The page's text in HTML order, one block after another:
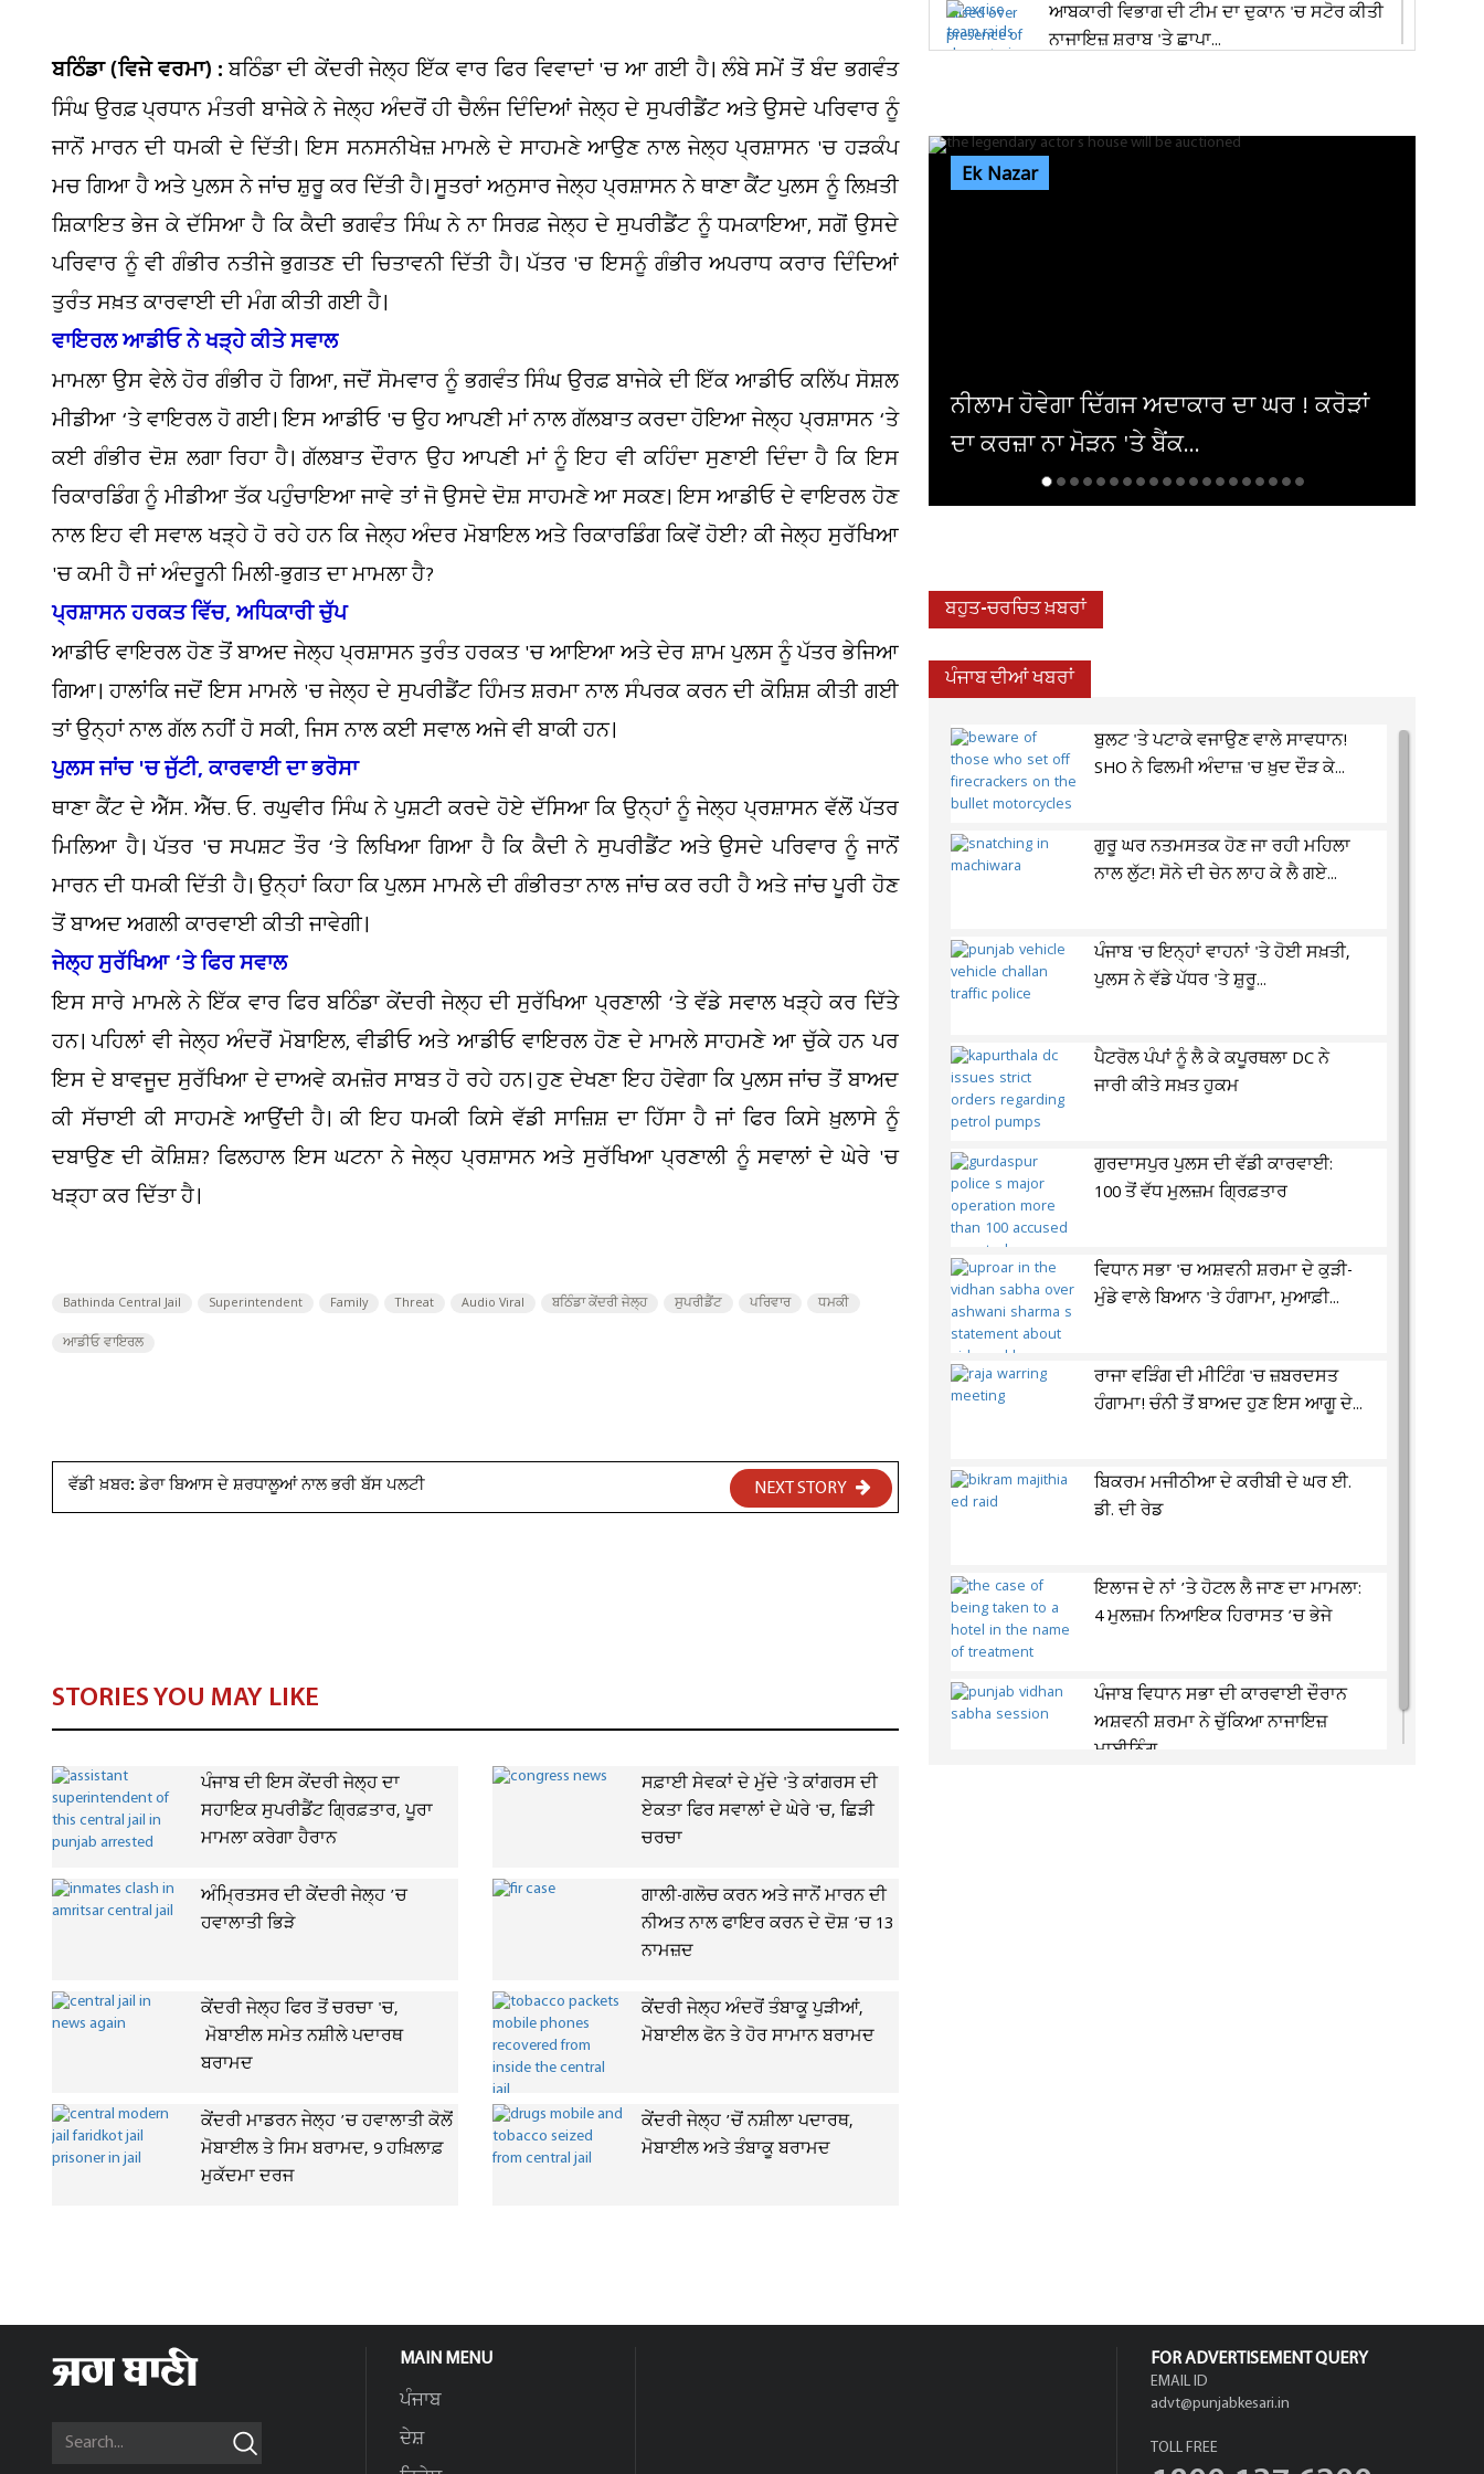
ਬਠਿੰਡਾ (ਵਿਜੇ ਵਰਮਾ) :ਬਠਿੰਡਾ ਦੀ ਕੇਂਦਰੀ ਜੇਲ੍ਹ ਇੱਕ ਵਾਰ ਫਿਰ ਵਿਵਾਦਾਂ 'ਚ ਆ ਗਈ ਹੈ। ਲੰਬੇ ਸਮੇਂ ਤੋਂ ਬੰਦ ਭਗਵੰਤ
ਸਿੰਘ ਉਰਫ਼ ਪ੍ਰਧਾਨ ਮੰਤਰੀ ਬਾਜੇਕੇ ਨੇ ਜੇਲ੍ਹ ਅੰਦਰੋਂ ਹੀ ਚੈਲੰਜ ਦਿੰਦਿਆਂ ਜੇਲ੍ਹ ਦੇ ਸੁਪਰੀਡੈਂਟ ਅਤੇ ਉਸਦੇ ਪਰਿਵਾਰ ਨੂੰ
ਜਾਨੋਂ ਮਾਰਨ ਦੀ ਧਮਕੀ ਦੇ ਦਿੱਤੀ। ਇਸ ਸਨਸਨੀਖੇਜ਼ ਮਾਮਲੇ ਦੇ ਸਾਹਮਣੇ ਆਉਣ ਨਾਲ ਜੇਲ੍ਹ ਪ੍ਰਸ਼ਾਸਨ 'ਚ ਹੜਕੰਪ
ਮਚ ਗਿਆ ਹੈ ਅਤੇ ਪੁਲਸ ਨੇ ਜਾਂਚ ਸ਼ੁਰੂ ਕਰ ਦਿੱਤੀ ਹੈ। ਸੂਤਰਾਂ ਅਨੁਸਾਰ ਜੇਲ੍ਹ ਪ੍ਰਸ਼ਾਸਨ ਨੇ ਥਾਣਾ ਕੈਂਟ ਪੁਲਸ ਨੂੰ ਲਿਖ਼ਤੀ
ਸ਼ਿਕਾਇਤ ਭੇਜ ਕੇ ਦੱਸਿਆ ਹੈ ਕਿ ਕੈਦੀ ਭਗਵੰਤ ਸਿੰਘ ਨੇ ਨਾ ਸਿਰਫ਼ ਜੇਲ੍ਹ ਦੇ ਸੁਪਰੀਡੈਂਟ ਨੂੰ ਧਮਕਾਇਆ, ਸਗੋਂ ਉਸਦੇ
ਪਰਿਵਾਰ ਨੂੰ ਵੀ ਗੰਭੀਰ ਨਤੀਜੇ ਭੁਗਤਣ ਦੀ ਚਿਤਾਵਨੀ ਦਿੱਤੀ ਹੈ। ਪੱਤਰ 'ਚ ਇਸਨੂੰ ਗੰਭੀਰ ਅਪਰਾਧ ਕਰਾਰ ਦਿੰਦਿਆਂ
ਤੁਰੰਤ ਸਖ਼ਤ ਕਾਰਵਾਈ ਦੀ ਮੰਗ ਕੀਤੀ ਗਈ ਹੈ।
ਵਾਇਰਲ ਆਡੀਓ ਨੇ ਖੜ੍ਹੇ ਕੀਤੇ ਸਵਾਲ
ਮਾਮਲਾ ਉਸ ਵੇਲੇ ਹੋਰ ਗੰਭੀਰ ਹੋ ਗਿਆ, ਜਦੋਂ ਸੋਮਵਾਰ ਨੂੰ ਭਗਵੰਤ ਸਿੰਘ ਉਰਫ਼ ਬਾਜੇਕੇ ਦੀ ਇੱਕ ਆਡੀਓ ਕਲਿੱਪ ਸੋਸ਼ਲ
ਮੀਡੀਆ ‘ਤੇ ਵਾਇਰਲ ਹੋ ਗਈ। ਇਸ ਆਡੀਓ 'ਚ ਉਹ ਆਪਣੀ ਮਾਂ ਨਾਲ ਗੱਲਬਾਤ ਕਰਦਾ ਹੋਇਆ ਜੇਲ੍ਹ ਪ੍ਰਸ਼ਾਸਨ ‘ਤੇ
ਕਈ ਗੰਭੀਰ ਦੋਸ਼ ਲਗਾ ਰਿਹਾ ਹੈ। ਗੱਲਬਾਤ ਦੌਰਾਨ ਉਹ ਆਪਣੀ ਮਾਂ ਨੂੰ ਇਹ ਵੀ ਕਹਿੰਦਾ ਸੁਣਾਈ ਦਿੰਦਾ ਹੈ ਕਿ ਇਸ
ਰਿਕਾਰਡਿੰਗ ਨੂੰ ਮੀਡੀਆ ਤੱਕ ਪਹੁੰਚਾਇਆ ਜਾਵੇ ਤਾਂ ਜੋ ਉਸਦੇ ਦੋਸ਼ ਸਾਹਮਣੇ ਆ ਸਕਣ। ਇਸ ਆਡੀਓ ਦੇ ਵਾਇਰਲ ਹੋਣ
ਨਾਲ ਇਹ ਵੀ ਸਵਾਲ ਖੜ੍ਹੇ ਹੋ ਰਹੇ ਹਨ ਕਿ ਜੇਲ੍ਹ ਅੰਦਰ ਮੋਬਾਇਲ ਅਤੇ ਰਿਕਾਰਡਿੰਗ ਕਿਵੇਂ ਹੋਈ? ਕੀ ਜੇਲ੍ਹ ਸੁਰੱਖਿਆ
'ਚ ਕਮੀ ਹੈ ਜਾਂ ਅੰਦਰੂਨੀ ਮਿਲੀ-ਭੁਗਤ ਦਾ ਮਾਮਲਾ ਹੈ?
ਪ੍ਰਸ਼ਾਸਨ ਹਰਕਤ ਵਿੱਚ, ਅਧਿਕਾਰੀ ਚੁੱਪ
ਆਡੀਓ ਵਾਇਰਲ ਹੋਣ ਤੋਂ ਬਾਅਦ ਜੇਲ੍ਹ ਪ੍ਰਸ਼ਾਸਨ ਤੁਰੰਤ ਹਰਕਤ 'ਚ ਆਇਆ ਅਤੇ ਦੇਰ ਸ਼ਾਮ ਪੁਲਸ ਨੂੰ ਪੱਤਰ ਭੇਜਿਆ
ਗਿਆ। ਹਾਲਾਂਕਿ ਜਦੋਂ ਇਸ ਮਾਮਲੇ 'ਚ ਜੇਲ੍ਹ ਦੇ ਸੁਪਰੀਡੈਂਟ ਹਿੰਮਤ ਸ਼ਰਮਾ ਨਾਲ ਸੰਪਰਕ ਕਰਨ ਦੀ ਕੋਸ਼ਿਸ਼ ਕੀਤੀ ਗਈ
ਤਾਂ ਉਨ੍ਹਾਂ ਨਾਲ ਗੱਲ ਨਹੀਂ ਹੋ ਸਕੀ, ਜਿਸ ਨਾਲ ਕਈ ਸਵਾਲ ਅਜੇ ਵੀ ਬਾਕੀ ਹਨ।
ਪੁਲਸ ਜਾਂਚ 'ਚ ਜੁੱਟੀ, ਕਾਰਵਾਈ ਦਾ ਭਰੋਸਾ
ਥਾਣਾ ਕੈਂਟ ਦੇ ਐੱਸ. ਐੱਚ. ਓ. ਰਘੁਵੀਰ ਸਿੰਘ ਨੇ ਪੁਸ਼ਟੀ ਕਰਦੇ ਹੋਏ ਦੱਸਿਆ ਕਿ ਉਨ੍ਹਾਂ ਨੂੰ ਜੇਲ੍ਹ ਪ੍ਰਸ਼ਾਸਨ ਵੱਲੋਂ ਪੱਤਰ
ਮਿਲਿਆ ਹੈ। ਪੱਤਰ 'ਚ ਸਪਸ਼ਟ ਤੌਰ ‘ਤੇ ਲਿਖਿਆ ਗਿਆ ਹੈ ਕਿ ਕੈਦੀ ਨੇ ਸੁਪਰੀਡੈਂਟ ਅਤੇ ਉਸਦੇ ਪਰਿਵਾਰ ਨੂੰ ਜਾਨੋਂ
ਮਾਰਨ ਦੀ ਧਮਕੀ ਦਿੱਤੀ ਹੈ। ਉਨ੍ਹਾਂ ਕਿਹਾ ਕਿ ਪੁਲਸ ਮਾਮਲੇ ਦੀ ਗੰਭੀਰਤਾ ਨਾਲ ਜਾਂਚ ਕਰ ਰਹੀ ਹੈ ਅਤੇ ਜਾਂਚ ਪੂਰੀ ਹੋਣ
ਤੋਂ ਬਾਅਦ ਅਗਲੀ ਕਾਰਵਾਈ ਕੀਤੀ ਜਾਵੇਗੀ।
ਜੇਲ੍ਹ ਸੁਰੱਖਿਆ ‘ਤੇ ਫਿਰ ਸਵਾਲ
ਇਸ ਸਾਰੇ ਮਾਮਲੇ ਨੇ ਇੱਕ ਵਾਰ ਫਿਰ ਬਠਿੰਡਾ ਕੇਂਦਰੀ ਜੇਲ੍ਹ ਦੀ ਸੁਰੱਖਿਆ ਪ੍ਰਣਾਲੀ ‘ਤੇ ਵੱਡੇ ਸਵਾਲ ਖੜ੍ਹੇ ਕਰ ਦਿੱਤੇ
ਹਨ। ਪਹਿਲਾਂ ਵੀ ਜੇਲ੍ਹ ਅੰਦਰੋਂ ਮੋਬਾਇਲ, ਵੀਡੀਓ ਅਤੇ ਆਡੀਓ ਵਾਇਰਲ ਹੋਣ ਦੇ ਮਾਮਲੇ ਸਾਹਮਣੇ ਆ ਚੁੱਕੇ ਹਨ ਪਰ
ਇਸ ਦੇ ਬਾਵਜੂਦ ਸੁਰੱਖਿਆ ਦੇ ਦਾਅਵੇ ਕਮਜ਼ੋਰ ਸਾਬਤ ਹੋ ਰਹੇ ਹਨ। ਹੁਣ ਦੇਖਣਾ ਇਹ ਹੋਵੇਗਾ ਕਿ ਪੁਲਸ ਜਾਂਚ ਤੋਂ ਬਾਅਦ
ਕੀ ਸੱਚਾਈ ਕੀ ਸਾਹਮਣੇ ਆਉਂਦੀ ਹੈ। ਕੀ ਇਹ ਧਮਕੀ ਕਿਸੇ ਵੱਡੀ ਸਾਜ਼ਿਸ਼ ਦਾ ਹਿੱਸਾ ਹੈ ਜਾਂ ਫਿਰ ਕਿਸੇ ਖ਼ੁਲਾਸੇ ਨੂੰ
ਦਬਾਉਣ ਦੀ ਕੋਸ਼ਿਸ਼? ਫਿਲਹਾਲ ਇਸ ਘਟਨਾ ਨੇ ਜੇਲ੍ਹ ਪ੍ਰਸ਼ਾਸਨ ਅਤੇ ਸੁਰੱਖਿਆ ਪ੍ਰਣਾਲੀ ਨੂੰ ਸਵਾਲਾਂ ਦੇ ਘੇਰੇ 'ਚ
ਖੜ੍ਹਾ ਕਰ ਦਿੱਤਾ ਹੈ।
Bathinda Central Jail Superintendent Family Threat Audio Viral ਬਠਿੰਡਾ ਕੇਂਦਰੀ ਜੇਲ੍ਹ ਸੁਪਰੀਡੈਂਟ ਪਰਿਵਾਰ ਧਮਕੀ
ਆਡੀਓ ਵਾਇਰਲ
ਵੱਡੀ ਖ਼ਬਰ: ਡੇਰਾ ਬਿਆਸ ਦੇ ਸ਼ਰਧਾਲੂਆਂ ਨਾਲ ਭਰੀ ਬੱਸ ਪਲਟੀ NEXT STORY
STORIES YOU MAY LIKE
ਪੰਜਾਬ ਦੀ ਇਸ ਕੇਂਦਰੀ ਜੇਲ੍ਹ ਦਾ
ਸਹਾਇਕ ਸੁਪਰੀਡੈਂਟ ਗ੍ਰਿਫ਼ਤਾਰ, ਪੂਰਾ
ਮਾਮਲਾ ਕਰੇਗਾ ਹੈਰਾਨ
ਸਫ਼ਾਈ ਸੇਵਕਾਂ ਦੇ ਮੁੱਦੇ 'ਤੇ ਕਾਂਗਰਸ ਦੀ
ਏਕਤਾ ਫਿਰ ਸਵਾਲਾਂ ਦੇ ਘੇਰੇ 'ਚ, ਛਿੜੀ
ਚਰਚਾ
ਅੰਮ੍ਰਿਤਸਰ ਦੀ ਕੇਂਦਰੀ ਜੇਲ੍ਹ ’ਚ
ਹਵਾਲਾਤੀ ਭਿੜੇ
ਗਾਲੀ-ਗਲੋਚ ਕਰਨ ਅਤੇ ਜਾਨੋਂ ਮਾਰਨ ਦੀ
ਨੀਅਤ ਨਾਲ ਫਾਇਰ ਕਰਨ ਦੇ ਦੋਸ਼ ’ਚ 13
ਨਾਮਜ਼ਦ
ਕੇਂਦਰੀ ਜੇਲ੍ਹ ਫਿਰ ਤੋਂ ਚਰਚਾ 'ਚ,
ਮੋਬਾਈਲ ਸਮੇਤ ਨਸ਼ੀਲੇ ਪਦਾਰਥ
ਬਰਾਮਦ
ਕੇਂਦਰੀ ਜੇਲ੍ਹ ਅੰਦਰੋਂ ਤੰਬਾਕੂ ਪੁੜੀਆਂ,
ਮੋਬਾਈਲ ਫੋਨ ਤੇ ਹੋਰ ਸਾਮਾਨ ਬਰਾਮਦ
ਕੇਂਦਰੀ ਮਾਡਰਨ ਜੇਲ੍ਹ ’ਚ ਹਵਾਲਾਤੀ ਕੋਲੋਂ
ਮੋਬਾਈਲ ਤੇ ਸਿਮ ਬਰਾਮਦ, 9 ਹਖ਼ਿਲਾਫ਼
ਮੁਕੱਦਮਾ ਦਰਜ
ਕੇਂਦਰੀ ਜੇਲ੍ਹ ’ਚੋਂ ਨਸ਼ੀਲਾ ਪਦਾਰਥ,
ਮੋਬਾਈਲ ਅਤੇ ਤੰਬਾਕੂ ਬਰਾਮਦ
ਆਬਕਾਰੀ ਵਿਭਾਗ ਦੀ ਟੀਮ ਦਾ ਦੁਕਾਨ 'ਚ ਸਟੋਰ ਕੀਤੀ
ਨਾਜਾਇਜ਼ ਸ਼ਰਾਬ 'ਤੇ ਛਾਪਾ...
Ek Nazar
ਨੀਲਾਮ ਹੋਵੇਗਾ ਦਿੱਗਜ ਅਦਾਕਾਰ ਦਾ ਘਰ ! ਕਰੋੜਾਂ
ਦਾ ਕਰਜ਼ਾ ਨਾ ਮੋੜਨ 'ਤੇ ਬੈਂਕ...
ਸ਼੍ਰੀਲੰਕਾ ਦੇ ਜਲ ਖੇਤਰ 'ਚ ਭਾਰਤੀ ਕਿਸ਼ਤੀ ਪਲਟੀ ,
ਬਚਾਅ ਕਾਰਜ ਸ਼ੁਰੂ
ਬਹੁਤ-ਚਰਚਿਤ ਖ਼ਬਰਾਂ
ਪੰਜਾਬ ਦੀਆਂ ਖਬਰਾਂ
ਬੁਲਟ 'ਤੇ ਪਟਾਕੇ ਵਜਾਉਣ ਵਾਲੇ ਸਾਵਧਾਨ!
SHO ਨੇ ਫਿਲਮੀ ਅੰਦਾਜ਼ 'ਚ ਖ਼ੁਦ ਦੌੜ ਕੇ...
ਗੁਰੂ ਘਰ ਨਤਮਸਤਕ ਹੋਣ ਜਾ ਰਹੀ ਮਹਿਲਾ
ਨਾਲ ਲੁੱਟ! ਸੋਨੇ ਦੀ ਚੇਨ ਲਾਹ ਕੇ ਲੈ ਗਏ...
ਪੰਜਾਬ 'ਚ ਇਨ੍ਹਾਂ ਵਾਹਨਾਂ 'ਤੇ ਹੋਈ ਸਖ਼ਤੀ,
ਪੁਲਸ ਨੇ ਵੱਡੇ ਪੱਧਰ 'ਤੇ ਸ਼ੁਰੂ...
ਪੈਟਰੋਲ ਪੰਪਾਂ ਨੂੰ ਲੈ ਕੇ ਕਪੂਰਥਲਾ DC ਨੇ
ਜਾਰੀ ਕੀਤੇ ਸਖ਼ਤ ਹੁਕਮ
ਗੁਰਦਾਸਪੁਰ ਪੁਲਸ ਦੀ ਵੱਡੀ ਕਾਰਵਾਈ:
100 ਤੋਂ ਵੱਧ ਮੁਲਜ਼ਮ ਗ੍ਰਿਫ਼ਤਾਰ
ਵਿਧਾਨ ਸਭਾ 'ਚ ਅਸ਼ਵਨੀ ਸ਼ਰਮਾ ਦੇ ਕੁੜੀ-
ਮੁੰਡੇ ਵਾਲੇ ਬਿਆਨ 'ਤੇ ਹੰਗਾਮਾ, ਮੁਆਫ਼ੀ...
ਰਾਜਾ ਵੜਿੰਗ ਦੀ ਮੀਟਿੰਗ 'ਚ ਜ਼ਬਰਦਸਤ
ਹੰਗਾਮਾ! ਚੰਨੀ ਤੋਂ ਬਾਅਦ ਹੁਣ ਇਸ ਆਗੂ ਦੇ...
ਬਿਕਰਮ ਮਜੀਠੀਆ ਦੇ ਕਰੀਬੀ ਦੇ ਘਰ ਈ.
ਡੀ. ਦੀ ਰੇਡ
ਇਲਾਜ ਦੇ ਨਾਂ ’ਤੇ ਹੋਟਲ ਲੈ ਜਾਣ ਦਾ ਮਾਮਲਾ:
4 ਮੁਲਜ਼ਮ ਨਿਆਇਕ ਹਿਰਾਸਤ ’ਚ ਭੇਜੇ
ਪੰਜਾਬ ਵਿਧਾਨ ਸਭਾ ਦੀ ਕਾਰਵਾਈ ਦੌਰਾਨ
ਅਸ਼ਵਨੀ ਸ਼ਰਮਾ ਨੇ ਚੁੱਕਿਆ ਨਾਜਾਇਜ਼
ਮਾਈਨਿੰਗ
MAIN MENU
ਪੰਜਾਬ
ਦੇਸ਼
FOR ADVERTISEMENT QUERY
EMAIL ID
advt@punjabkesari.in
TOLL FREE